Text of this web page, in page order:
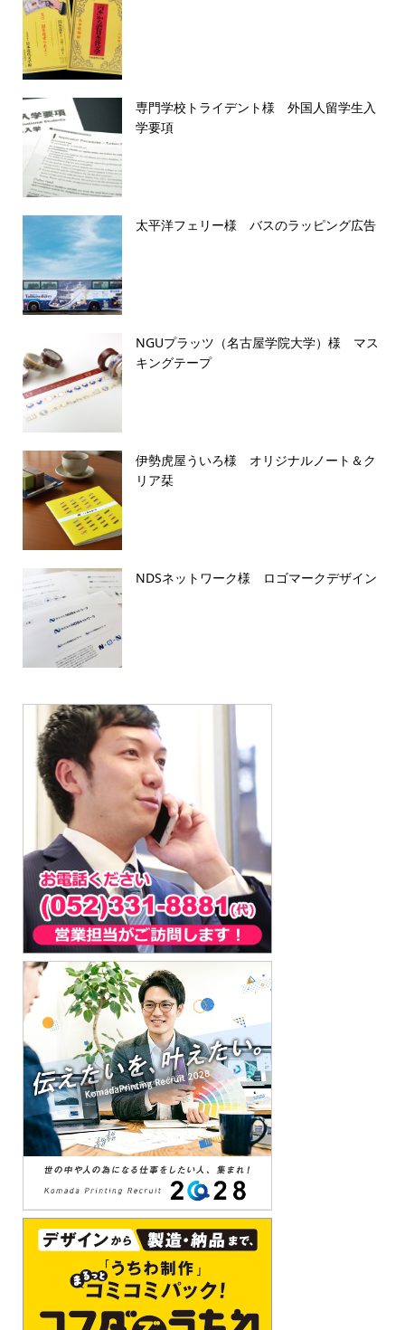
専門学校トライデント様 外国人留学生入
学要項
太平洋フェリー様 バスのラッピング広告
NGUプラッツ（名古屋学院大学）様 マス
キングテープ
伊勢虎屋ういろ様 オリジナルノート＆ク
リア栞
NDSネットワーク様 ロゴマークデザイン